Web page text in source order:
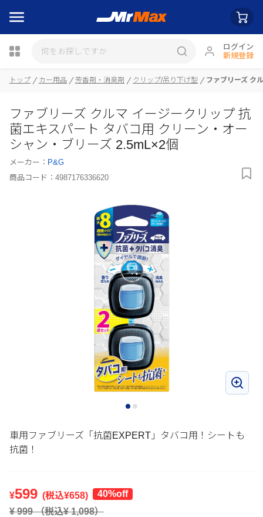
ログイン
新規登録
トップ カー用品 芳香剤・消臭剤 クリップ/吊り下げ型 ファブリーズ ク
ファブリーズ クルマ イージークリップ 抗
菌エキスパート タバコ用 クリーン・オー
シャン・ブリーズ 2.5mL×2個
メーカー： P&G
商品コード： 4987176336620
車用ファブリーズ「抗菌EXPERT」タバコ用！シートも
抗菌！
¥599 (税込¥658)
40%off
¥ 999（税込¥1,098）